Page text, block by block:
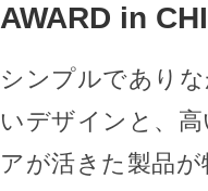
AWARD in
シンプルであり
いデザインと、
アが活きた製品